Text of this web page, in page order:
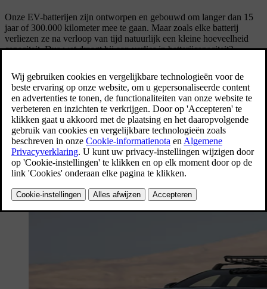
Onze EV-batterijen zijn ontworpen en gebouwd om langer dan 15
jaar of 300.000 kilometer mee te gaan. Maar zoals elke batterij
verliezen ze na verloop van tijd natuurlijk een kleine hoeveelheid
capaciteit. Dus wat draagt bij aan verlies in batterijcapaciteit?